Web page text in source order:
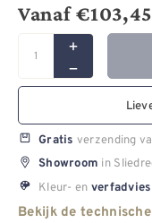
Vanaf€103,45
Gratis verzending
Showroom in
Kleur- en verfadvies
Bekijk de